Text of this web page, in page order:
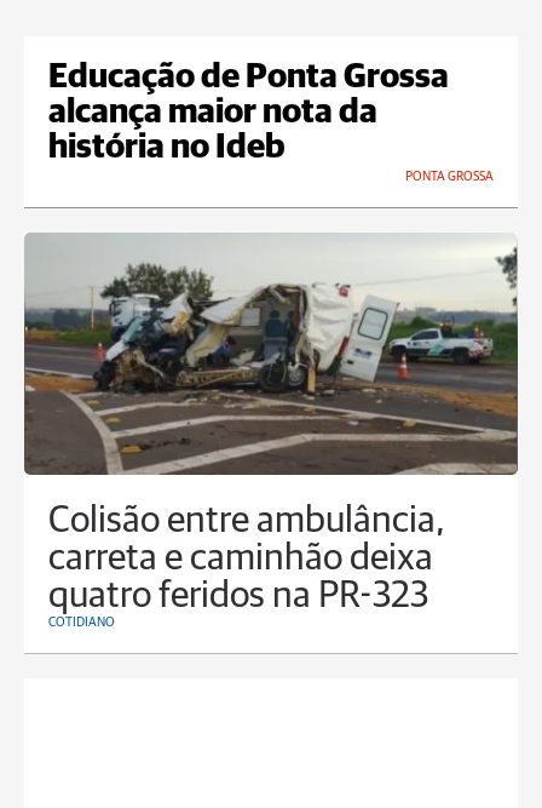
Educação de Ponta Grossa
alcança maior nota da
história no Ideb
PONTA GROSSA
Colisão entre ambulância,
carreta e caminhão deixa
quatro feridos na PR-323
COTIDIANO